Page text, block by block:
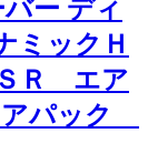
ー ディ
ミックＨ
Ｒ エア
アパック